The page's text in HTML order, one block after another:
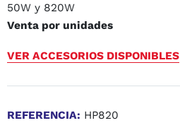
50W y 820W
Venta por unidades
VER ACCESORIOS DISPONIBLES
REFERENCIA: HP820